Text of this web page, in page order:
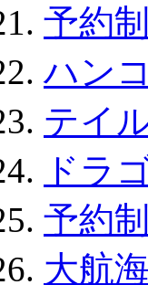
予約
ハン
テイ
ドラ
予約
大航